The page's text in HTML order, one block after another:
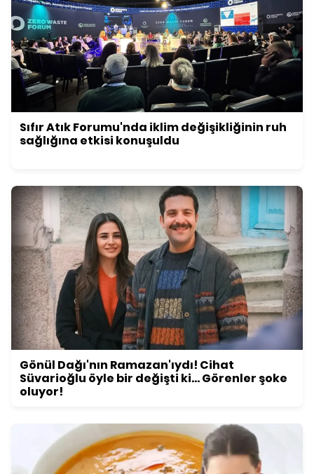
Sıfır Atık Forumu'nda iklim değişikliğinin ruh
sağlığına etkisi konuşuldu
Gönül Dağı'nın Ramazan'ıydı! Cihat
Süvarioğlu öyle bir değişti ki... Görenler şoke
oluyor!